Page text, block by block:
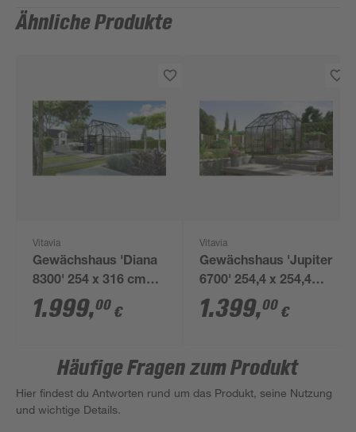
Ähnliche Produkte
Vitavia
Gewächshaus 'Diana
8300' 254 x 316 cm
mit 4 mm
Hohlkammerplatten
1.999,00 €
Vitavia
Gewächshaus 'Jupiter
6700' 254,4 x 254,4
cm mit 4 mm
Hohlkammerplatten
1.399,00 €
Häufige Fragen zum Produkt
Hier findest du Antworten rund um das Produkt, seine Nutzung
und wichtige Details.